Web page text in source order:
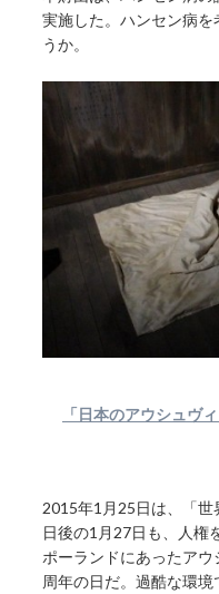
実施した。ハンセン病
うか。
「日本のアウシュヴ
2015年1月25日は、「
日後の1月27日も、人権
ポーランドにあったア
周年の日だ。過酷な環